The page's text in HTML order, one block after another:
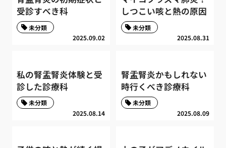
受診すべき科
2025.09.02
未分類
しつこい咳と熱の原因
2025.08.31
未分類
私の腎盂腎炎体験と受
診した診療科
2025.08.14
未分類
腎盂腎炎かもしれない
時行くべき診療科
2025.08.09
未分類